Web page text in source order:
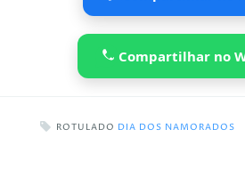
Compartilhar no
ROTULADO DIA DOS NAMORADOS